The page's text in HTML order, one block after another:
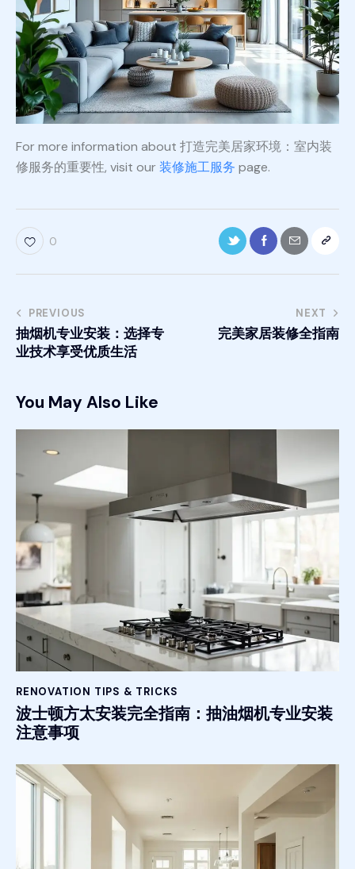
For more information about 打造完美居家环境：室内装
修服务的重要性, visit our装修施工服务 page.
0
PREVIOUS
抽烟机专业安装：选择专
业技术享受优质生活
NEXT
完美家居装修全指南
You May Also Like
RENOVATION TIPS & TRICKS
波士顿方太安装完全指南：抽油烟机专业安装
注意事项